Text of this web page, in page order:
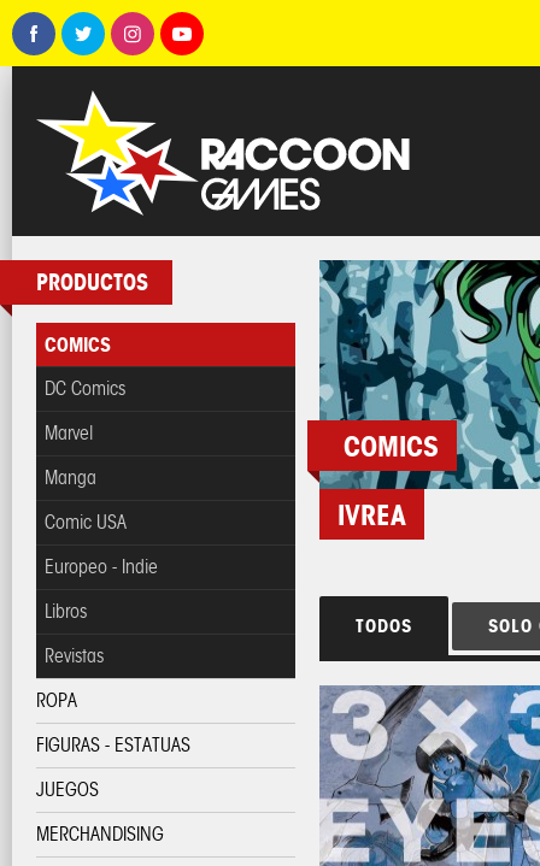
PRODUCTOS
COMICS
DC Comics
Marvel
Manga
Comic USA
Europeo - Indie
Libros
Revistas
ROPA
FIGURAS - ESTATUAS
JUEGOS
MERCHANDISING
COMICS
IVREA
TODOS SOLO